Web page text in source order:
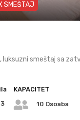
SMEŠTAJ
luksuzni smeštaj sa
3
KAPACITET
10 Osoaba